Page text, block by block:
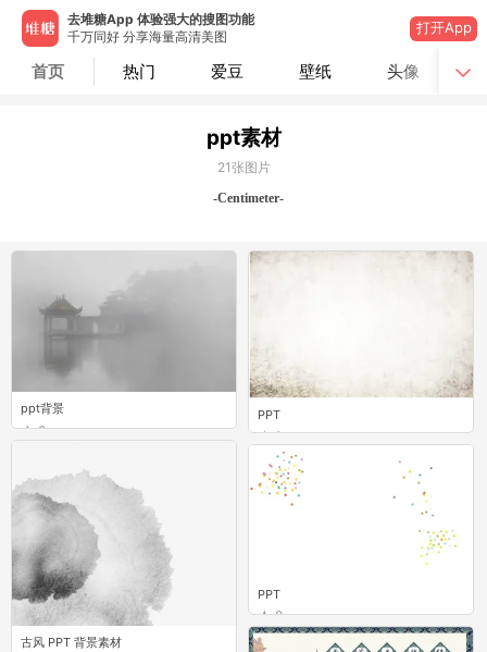
去堆糖App 体验强大的搜图功能
千万同好 分享海量高清美图
打开App
首页 热门 爱豆 壁纸 头像
ppt素材
21张图片
-Centimeter-
ppt背景
2
PPT
1
PPT
8
古风 PPT 背景素材